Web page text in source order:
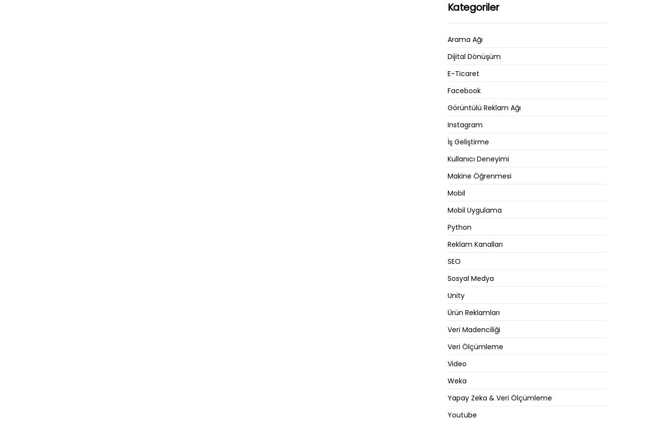
Kategoriler
Arama Ağı
Dijital Dönüşüm
E-Ticaret
Facebook
Görüntülü Reklam Ağı
Instagram
İş Geliştirme
Kullanıcı Deneyimi
Makine Öğrenmesi
Mobil
Mobil Uygulama
Python
Reklam Kanalları
SEO
Sosyal Medya
Unity
Ürün Reklamları
Veri Madenciliği
Veri Ölçümleme
Video
Weka
Yapay Zeka & Veri Ölçümleme
Youtube